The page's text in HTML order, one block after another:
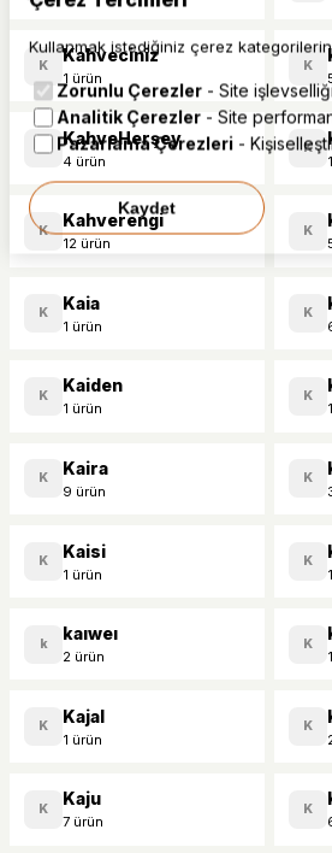
K Kahveciniz
1 ürün
K
KahveHerşey
4 ürün
K
K Kahverengi
12 ürün
K
K Kaia
1 ürün
K
K Kaiden
1 ürün
K
K Kaira
9 ürün
K
K Kaisi
1 ürün
K
k kaıweı
2 ürün
K
K Kajal
1 ürün
K
K Kaju
7 ürün
K
Kullanmak istediğiniz çerez
Zorunlu Çerezler - Site
Analitik Çerezler - Site
Pazarlama Çerezleri -
Kaydet